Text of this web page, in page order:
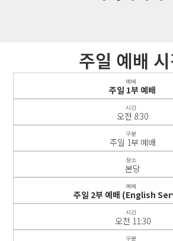
주일 예배
예배
주일 1부 예배
시간
오전 8:30
구분
주일 1부 예배
장소
본당
예배
주일 2부 예배 (English
시간
오전 11:30
구분